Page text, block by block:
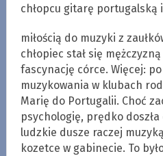
chłopcu gitarę portugalską
miłością do muzyki z
chłopiec stał się
fascynację córce. Więcej:
muzykowania w klubach
Marię do Portugalii. Choć
psychologię, prędko
ludzkie dusze raczej
kozetce w gabinecie. To